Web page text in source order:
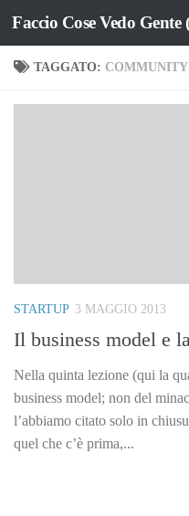
Salta al contenuto
Faccio Cose Vedo Gente
TAGGATO: COMMUNITY
STARTUP 3 MAGGIO 2013
Il business model e
Nella quinta lezione (qui la
business model; non del
l’abbiamo citato solo in
quel che c’è prima,...